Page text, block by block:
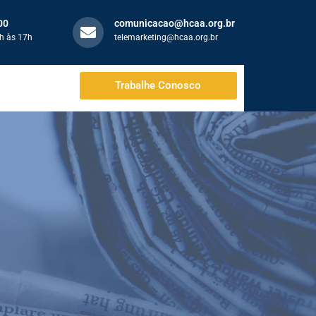
às 17h
comunicacao@hcaa.org.br
telemarketing@hcaa.org.br
Trabalhe Conosco